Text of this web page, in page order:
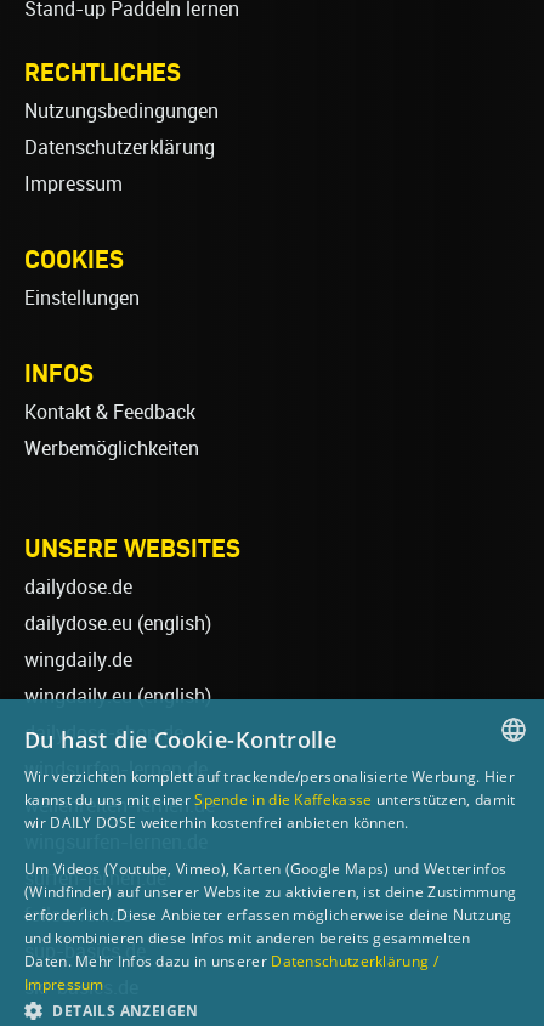
Stand-up Paddeln lernen
RECHTLICHES
Nutzungsbedingungen
Datenschutzerklärung
Impressum
COOKIES
Einstellungen
INFOS
Kontakt & Feedback
Werbemöglichkeiten
UNSERE WEBSITES
dailydose.de
dailydose.eu (english)
wingdaily.de
wingdaily.eu(english)
dailydose-shop.de
windsurfen-lernen.de
wellenreiten-lernen.de
surfen-lernen.de
foilsurfen.de
sup-basics.de
ski-basics.de
GERMAN
Du hast die Cookie-Kontrolle
Wir verzichten komplett auf trackende/personalisierte Werbung. Hier
kannst du uns mit einerSpende in die Kaffekasse unterstützen, damit
wir DAILY DOSE weiterhin kostenfrei anbieten können.
Um Videos (Youtube, Vimeo), Karten (Google Maps) und Wetterinfos
(Windfinder) auf unserer Website zu aktivieren, ist deine Zustimmung
erforderlich. Diese Anbieter erfassen möglicherweise deine Nutzung
und kombinieren diese Infos mit anderen bereits gesammelten
Daten. Mehr Infos dazu in unserer Datenschutzerklärung /
Impressum
DETAILS ANZEIGEN